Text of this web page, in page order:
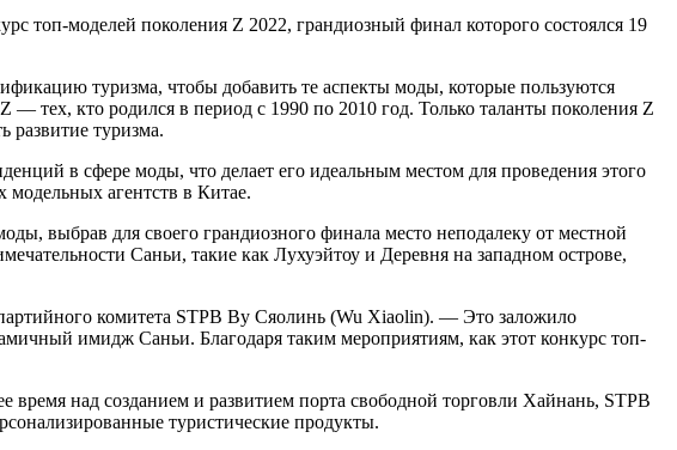
топ-моделей поколения Z 2022, грандиозный финал которого состоялся 19
туризма, чтобы добавить те аспекты моды, которые пользуются
тех, кто родился в период с 1990 по 2010 год. Только таланты поколения Z
развитие туризма.
в сфере моды, что делает его идеальным местом для проведения этого
агентств в Китае.
выбрав для своего грандиозного финала место неподалеку от местной
Саньи, такие как Лухуэйтоу и Деревня на западном острове,
комитета STPB Ву Сяолинь (Wu Xiaolin). — Это заложило
имидж Саньи. Благодаря таким мероприятиям, как этот конкурс топ-
над созданием и развитием порта свободной торговли Хайнань, STPB
туристические продукты.